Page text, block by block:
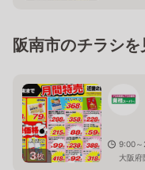
阪南市のチラシを
3枚
9:00
大阪